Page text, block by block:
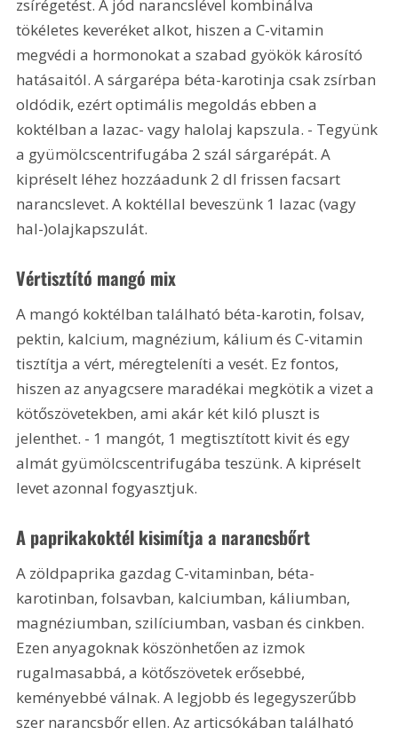
zsírégetést. A jód narancslével kombinálva
tökéletes keveréket alkot, hiszen a C-vitamin
megvédi a hormonokat a szabad gyökök károsító
hatásaitól. A sárgarépa béta-karotinja csak zsírban
oldódik, ezért optimális megoldás ebben a
koktélban a lazac- vagy halolaj kapszula. - Tegyünk
a gyümölcscentrifugába 2 szál sárgarépát. A
kipréselt léhez hozzáadunk 2 dl frissen facsart
narancslevet. A koktéllal beveszünk 1 lazac (vagy
hal-)olajkapszulát.
Vértisztító mangó mix
A mangó koktélban található béta-karotin, folsav,
pektin, kalcium, magnézium, kálium és C-vitamin
tisztítja a vért, méregteleníti a vesét. Ez fontos,
hiszen az anyagcsere maradékai megkötik a vizet a
kötőszövetekben, ami akár két kiló pluszt is
jelenthet. - 1 mangót, 1 megtisztított kivit és egy
almát gyümölcscentrifugába teszünk. A kipréselt
levet azonnal fogyasztjuk.
A paprikakoktél kisimítja a narancsbőrt
A zöldpaprika gazdag C-vitaminban, béta-
karotinban, folsavban, kalciumban, káliumban,
magnéziumban, szilíciumban, vasban és cinkben.
Ezen anyagoknak köszönhetően az izmok
rugalmasabbá, a kötőszövetek erősebbé,
keményebbé válnak. A legjobb és legegyszerűbb
szer narancsbőr ellen. Az articsókában található